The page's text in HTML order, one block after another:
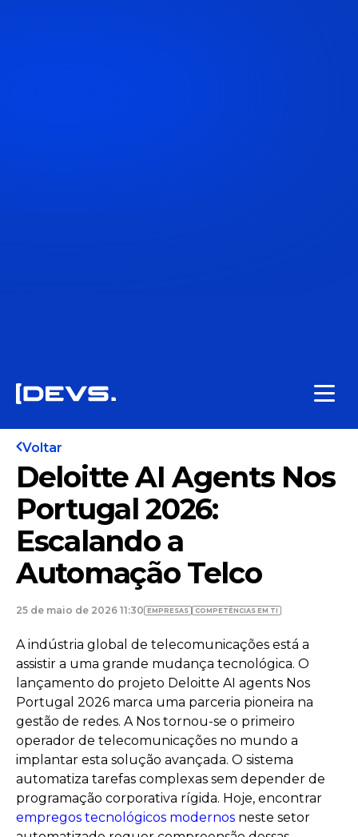
Voltar
Deloitte AI Agents Nos
Portugal 2026:
Escalando a
Automação Telco
25 de maio de 2026 11:30 EMPRESAS COMPETÊNCIAS EM TI
A indústria global de telecomunicações está a
assistir a uma grande mudança tecnológica. O
lançamento do projeto Deloitte AI agents Nos
Portugal 2026 marca uma parceria pioneira na
gestão de redes. A Nos tornou-se o primeiro
operador de telecomunicações no mundo a
implantar esta solução avançada. O sistema
automatiza tarefas complexas sem depender de
programação corporativa rígida. Hoje, encontrar
empregos tecnológicos modernos neste setor